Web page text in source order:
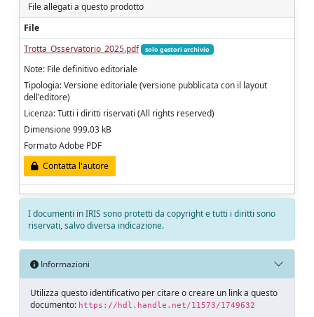
File allegati a questo prodotto
File
Trotta_Osservatorio_2025.pdf
solo gestori archivio
Note: File definitivo editoriale
Tipologia: Versione editoriale (versione pubblicata con il layout
dell'editore)
Licenza: Tutti i diritti riservati (All rights reserved)
Dimensione 999.03 kB
Formato Adobe PDF
Contatta l'autore
I documenti in IRIS sono protetti da copyright e tutti i diritti sono
riservati, salvo diversa indicazione.
Informazioni
Utilizza questo identificativo per citare o creare un link a questo
documento: https://hdl.handle.net/11573/1749632